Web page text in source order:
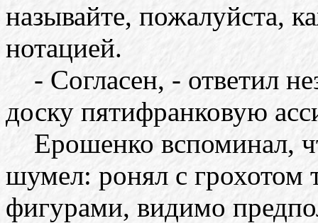
называйте, пожалуйста,
нотацией.
- Согласен, - ответил
доску пятифранковую
Ерошенко вспоминал,
шумел: ронял с грохотом
фигурами, видимо